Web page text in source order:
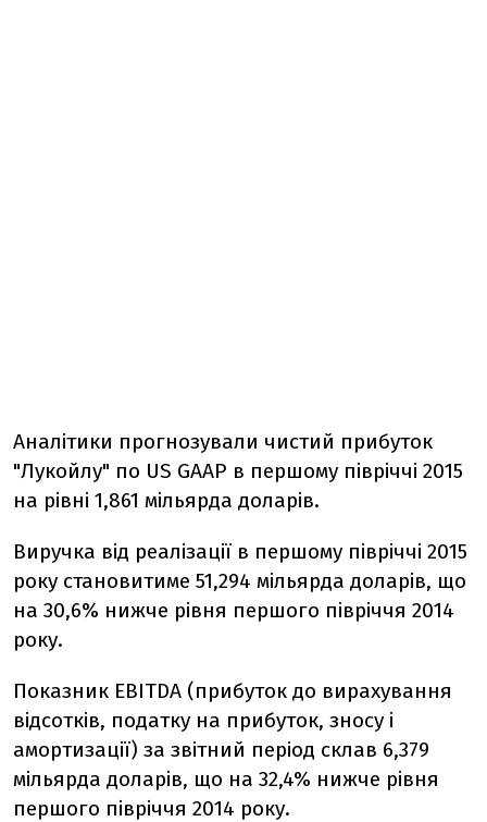
Аналітики прогнозували чистий прибуток
"Лукойлу" по US GAAP в першому півріччі 2015
на рівні 1,861 мільярда доларів.
Виручка від реалізації в першому півріччі 2015
року становитиме 51,294 мільярда доларів, що
на 30,6% нижче рівня першого півріччя 2014
року.
Показник EBITDA (прибуток до вирахування
відсотків, податку на прибуток, зносу і
амортизації) за звітний період склав 6,379
мільярда доларів, що на 32,4% нижче рівня
першого півріччя 2014 року.